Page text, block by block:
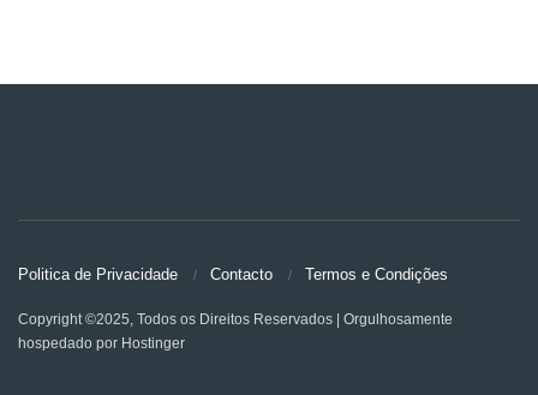
Politica de Privacidade Contacto Termos e Condições
Copyright ©2025, Todos os Direitos Reservados | Orgulhosamente
hospedado por Hostinger